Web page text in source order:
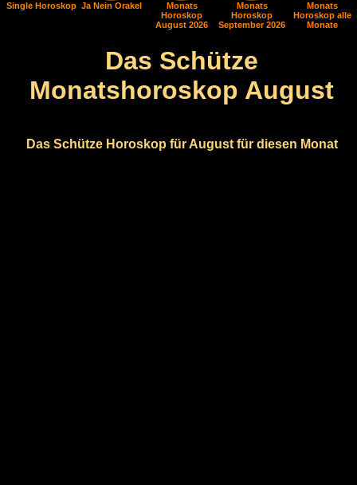
Single Horoskop Ja Nein Orakel
Monats
Horoskop
August 2026
Monats
Horoskop
September 2026
Monats
Horoskop alle
Monate
Das Schütze
Monatshoroskop August
Das Schütze Horoskop für August für diesen Monat